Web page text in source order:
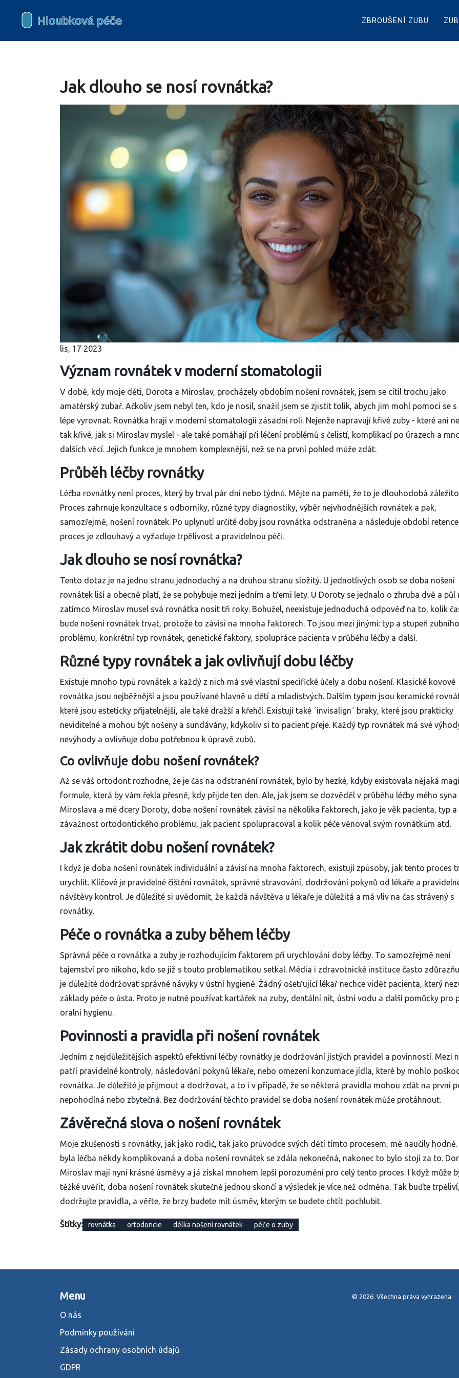
ZBROUŠENÍ ZUBU
Jak dlouho se nosí rovnátka?
lis, 17 2023
Význam rovnátek v moderní stomatologii
V době, kdy moje děti, Dorota a Miroslav, procházely obdobím nošení rovnátek, jsem se cítil trochu jako
amatérský zubař. Ačkoliv jsem nebyl ten, kdo je nosil, snažil jsem se zjistit tolik, abych jim mohl pomoci se
lépe vyrovnat. Rovnátka hrají v moderní stomatologii zásadní roli. Nejenže napravují křivé zuby - které ani
tak křivé, jak si Miroslav myslel - ale také pomáhají při léčení problémů s čelistí, komplikací po úrazech a
dalších věcí. Jejich funkce je mnohem komplexnější, než se na první pohled může zdát.
Průběh léčby rovnátky
Léčba rovnátky není proces, který by trval pár dní nebo týdnů. Mějte na paměti, že to je dlouhodobá
Proces zahrnuje konzultace s odborníky, různé typy diagnostiky, výběr nejvhodnějších rovnátek a pak,
samozřejmě, nošení rovnátek. Po uplynutí určité doby jsou rovnátka odstraněna a následuje období
proces je zdlouhavý a vyžaduje trpělivost a pravidelnou péči.
Jak dlouho se nosí rovnátka?
Tento dotaz je na jednu stranu jednoduchý a na druhou stranu složitý. U jednotlivých osob se doba nošení
rovnátek liší a obecně platí, že se pohybuje mezi jedním a třemi lety. U Doroty se jednalo o zhruba dvě a půl
zatímco Miroslav musel svá rovnátka nosit tři roky. Bohužel, neexistuje jednoduchá odpověď na to, kolik
bude nošení rovnátek trvat, protože to závisí na mnoha faktorech. To jsou mezi jinými: typ a stupeň zubního
problému, konkrétní typ rovnátek, genetické faktory, spolupráce pacienta v průběhu léčby a další.
Různé typy rovnátek a jak ovlivňují dobu léčby
Existuje mnoho typů rovnátek a každý z nich má své vlastní specifické účely a dobu nošení. Klasické kovové
rovnátka jsou nejběžnější a jsou používané hlavně u dětí a mladistvých. Dalším typem jsou keramické
které jsou esteticky přijatelnější, ale také dražší a křehčí. Existují také ´invisalign´ braky, které jsou prakticky
neviditelné a mohou být nošeny a sundávány, kdykoliv si to pacient přeje. Každý typ rovnátek má své
nevýhody a ovlivňuje dobu potřebnou k úpravě zubů.
Co ovlivňuje dobu nošení rovnátek?
Až se váš ortodont rozhodne, že je čas na odstranění rovnátek, bylo by hezké, kdyby existovala nějaká
formule, která by vám řekla přesně, kdy přijde ten den. Ale, jak jsem se dozvěděl v průběhu léčby mého syna
Miroslava a mé dcery Doroty, doba nošení rovnátek závisí na několika faktorech, jako je věk pacienta, typ a
závažnost ortodontického problému, jak pacient spolupracoval a kolik péče věnoval svým rovnátkům atd.
Jak zkrátit dobu nošení rovnátek?
I když je doba nošení rovnátek individuální a závisí na mnoha faktorech, existují způsoby, jak tento proces
urychlit. Klíčové je pravidelné čištění rovnátek, správné stravování, dodržování pokynů od lékaře a
návštěvy kontrol. Je důležité si uvědomit, že každá návštěva u lékaře je důležitá a má vliv na čas strávený s
rovnátky.
Péče o rovnátka a zuby během léčby
Správná péče o rovnátka a zuby je rozhodujícím faktorem při urychlování doby léčby. To samozřejmě není
tajemství pro nikoho, kdo se již s touto problematikou setkal. Média i zdravotnické instituce často
je důležité dodržovat správné návyky v ústní hygieně. Žádný ošetřující lékař nechce vidět pacienta, který
základy péče o ústa. Proto je nutné používat kartáček na zuby, dentální nit, ústní vodu a další pomůcky pro
oralní hygienu.
Povinnosti a pravidla při nošení rovnátek
Jedním z nejdůležitějších aspektů efektivní léčby rovnátky je dodržování jistých pravidel a povinností. Mezi
patří pravidelné kontroly, následování pokynů lékaře, nebo omezení konzumace jídla, které by mohlo
rovnátka. Je důležité je přijmout a dodržovat, a to i v případě, že se některá pravidla mohou zdát na první
nepohodlná nebo zbytečná. Bez dodržování těchto pravidel se doba nošení rovnátek může protáhnout.
Závěrečná slova o nošení rovnátek
Moje zkušenosti s rovnátky, jak jako rodič, tak jako průvodce svých dětí tímto procesem, mě naučily hodně.
byla léčba někdy komplikovaná a doba nošení rovnátek se zdála nekonečná, nakonec to bylo stojí za to.
Miroslav mají nyní krásné úsměvy a já získal mnohem lepší porozumění pro celý tento proces. I když může
těžké uvěřit, doba nošení rovnátek skutečně jednou skončí a výsledek je více než odměna. Tak buďte trpěliví,
dodržujte pravidla, a věřte, že brzy budete mít úsměv, kterým se budete chtít pochlubit.
Štítky: rovnátka ortodoncie délka nošení rovnátek péče o zuby
Menu
O nás
Podmínky používání
Zásady ochrany osobních údajů
GDPR
© 2026. Všechna práva vyhrazena.